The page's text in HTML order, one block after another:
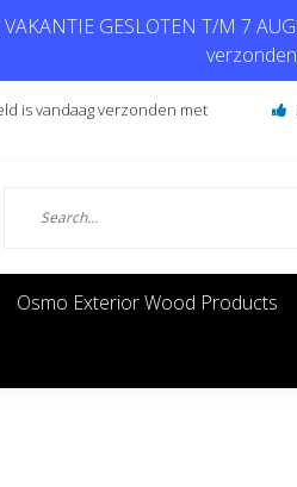
VAKANTIE GESLOTEN T/M 7
is vandaag verzonden met
Osmo Exterior Wood Products